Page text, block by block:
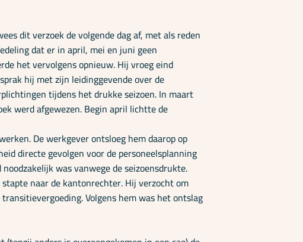
dit verzoek de volgende dag af, met als reden
dat er in april, mei en juni geen
het vervolgens opnieuw. Hij vroeg eind
hij met zijn leidinggevende over de
tijdens het drukke seizoen. In maart
werd afgewezen. Begin april lichtte de
De werkgever ontsloeg hem daarop op
directe gevolgen voor de personeelsplanning
was vanwege de seizoensdrukte.
naar de kantonrechter. Hij verzocht om
Volgens hem was het ontslag